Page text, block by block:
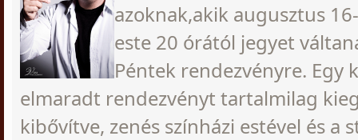
azoknak,akik augusztus
este 20 órától jegyet
Péntek rendezvényre. Egy
elmaradt rendezvényt tartalmilag
kibővítve, zenés színházi estével és a